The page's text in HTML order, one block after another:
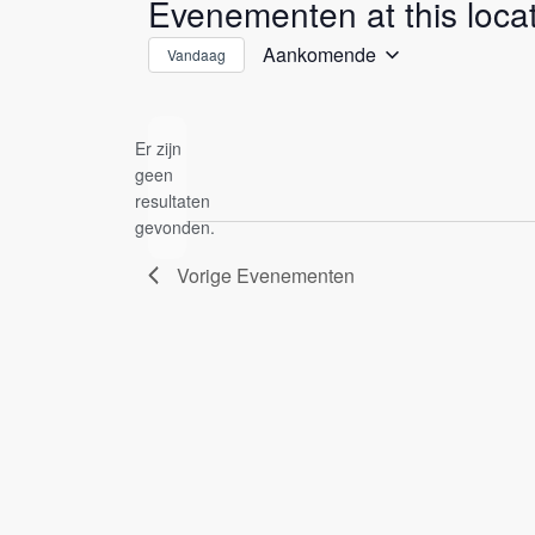
Evenementen at this
Bericht
Er zijn
geen
resultaten
gevonden.
Vandaag Aankomende
Vorige Evenementen